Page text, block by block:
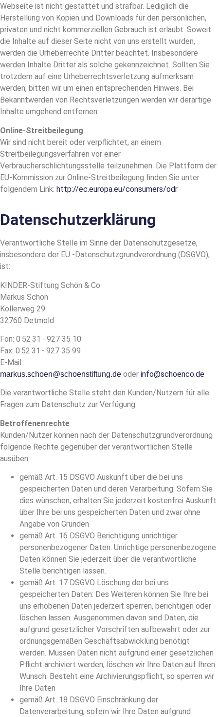
Webseite ist nicht gestattet und strafbar. Lediglich die
Herstellung von Kopien und Downloads für den persönlichen,
privaten und nicht kommerziellen Gebrauch ist erlaubt. Soweit
die Inhalte auf dieser Seite nicht von uns erstellt wurden,
werden die Urheberrechte Dritter beachtet. Insbesondere
werden Inhalte Dritter als solche gekennzeichnet. Sollten Sie
trotzdem auf eine Urheberrechtsverletzung aufmerksam
werden, bitten wir um einen entsprechenden Hinweis. Bei
Bekanntwerden von Rechtsverletzungen werden wir derartige
Inhalte umgehend entfernen.
Online-Streitbeilegung
Wir sind nicht bereit oder verpflichtet, an einem
Streitbeilegungsverfahren vor einer
Verbraucherschlichtungsstelle teilzunehmen. Die Plattform der
EU-Kommission zur Online-Streitbeilegung finden Sie unter
folgendem Link: http://ec.europa.eu/consumers/odr
Datenschutzerklärung
Verantwortliche Stelle im Sinne der Datenschutzgesetze,
insbesondere der EU -Datenschutzgrundverordnung (DSGVO),
ist:
KINDER-Stiftung Schön & Co
Markus Schön
Köllerweg 29
32760 Detmold
Fon: 0 52 31 - 927 35 10
Fax: 0 52 31 - 927 35 99
E-Mail:
markus.schoen@schoenstiftung.de oder info@schoenco.de
Die verantwortliche Stelle steht den Kunden/Nutzern für alle
Fragen zum Datenschutz zur Verfügung.
Betroffenenrechte
Kunden/Nutzer können nach der Datenschutzgrundverordnung
folgende Rechte gegenüber der verantwortlichen Stelle
ausüben:
gemäß Art. 15 DSGVO Auskunft über die bei uns
gespeicherten Daten und deren Verarbeitung: Sofern Sie
dies wünschen, erhalten Sie jederzeit kostenfrei Auskunft
über Ihre bei uns gespeicherten Daten und zwar ohne
Angabe von Gründen
gemäß Art. 16 DSGVO Berichtigung unrichtiger
personenbezogener Daten: Unrichtige personenbezogene
Daten können Sie jederzeit über die verantwortliche
Stelle berichtigen lassen.
gemäß Art. 17 DSGVO Löschung der bei uns
gespeicherten Daten: Des Weiteren können Sie Ihre bei
uns erhobenen Daten jederzeit sperren, berichtigen oder
löschen lassen. Ausgenommen davon sind Daten, die
aufgrund gesetzlicher Vorschriften aufbewahrt oder zur
ordnungsgemäßen Geschäftsabwicklung benötigt
werden. Müssen Daten nicht aufgrund einer gesetzlichen
Pflicht archiviert werden, löschen wir Ihre Daten auf Ihren
Wunsch. Besteht eine Archivierungspflicht, so sperren wir
Ihre Daten
gemäß Art. 18 DSGVO Einschränkung der
Datenverarbeitung, sofern wir Ihre Daten aufgrund